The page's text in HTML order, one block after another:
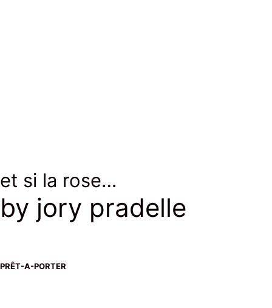
et si la rose…
by jory pradelle
PRÊT-A-PORTER